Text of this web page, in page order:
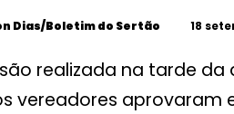
Dias/Boletim do Sertão 18
realizada na tarde
vereadores